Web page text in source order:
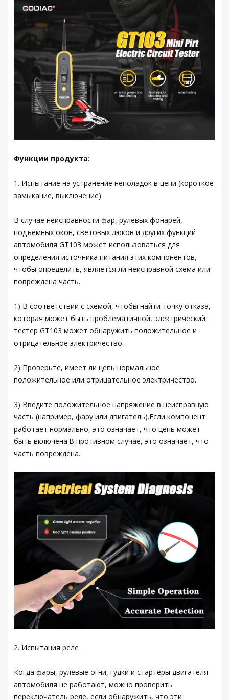
Функции продукта:
1. Испытание на устранение неполадок в цепи (короткое
замыкание, выключение)
В случае неисправности фар, рулевых фонарей,
подъемных окон, световых люков и других функций
автомобиля GT103 может использоваться для
определения источника питания этих компонентов,
чтобы определить, является ли неисправной схема или
повреждена часть.
1) В соответствии с схемой, чтобы найти точку отказа,
которая может быть проблематичной, электрический
тестер GT103 может обнаружить положительное и
отрицательное электричество.
2) Проверьте, имеет ли цепь нормальное
положительное или отрицательное электричество.
3) Введите положительное напряжение в неисправную
часть (например, фару или двигатель).Если компонент
работает нормально, это означает, что цепь может
быть включена.В противном случае, это означает, что
часть повреждена.
2. Испытания реле
Когда фары, рулевые огни, гудки и стартеры двигателя
автомобиля не работают, можно проверить
переключатель реле, если обнаружить, что эти